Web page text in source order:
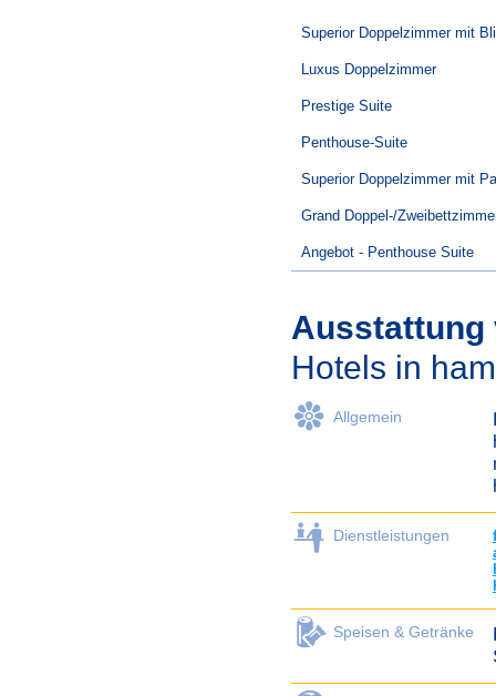
Superior Doppelzimmer mit
Luxus Doppelzimmer
Prestige Suite
Penthouse-Suite
Superior Doppelzimmer mit
Grand Doppel-/
Angebot - Penthouse Suite
Ausstattung
Hotels in
Allgemein
Dienstleistungen
Speisen & Getränke